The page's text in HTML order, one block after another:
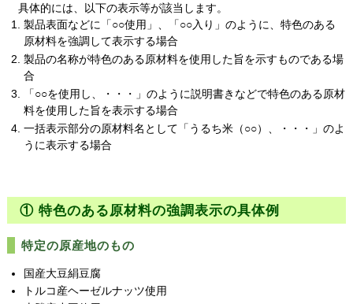
具体的には、以下の表示等が該当します。
製品表面などに「○○使用」、「○○入り」のように、特色のある
原材料を強調して表示する場合
製品の名称が特色のある原材料を使用した旨を示すものである場
合
「○○を使用し、・・・」のように説明書きなどで特色のある原材
料を使用した旨を表示する場合
一括表示部分の原材料名として「うるち米（○○）、・・・」のよ
うに表示する場合
① 特色のある原材料の強調表示の具体例
特定の原産地のもの
国産大豆絹豆腐
トルコ産ヘーゼルナッツ使用